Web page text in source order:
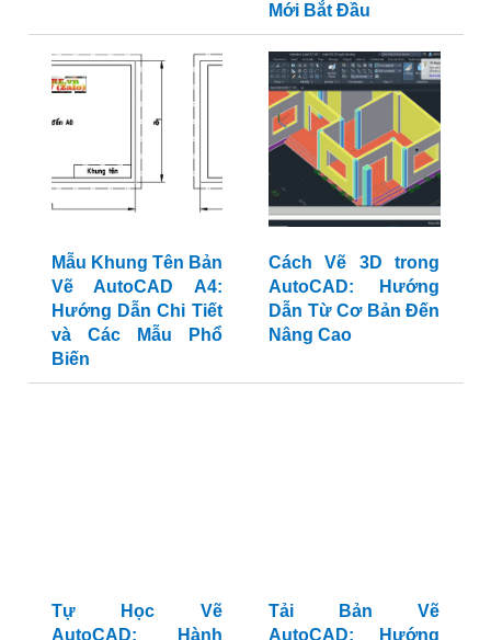
Mới Bắt Đầu
Mẫu Khung Tên Bản
Vẽ AutoCAD A4:
Hướng Dẫn Chi Tiết
và Các Mẫu Phổ
Biến
Cách Vẽ 3D trong
AutoCAD: Hướng
Dẫn Từ Cơ Bản Đến
Nâng Cao
Trình Từ Người Mới
Đến Chuyên Gia
Dẫn Chi Tiết và Kho
Thư Viện Phong